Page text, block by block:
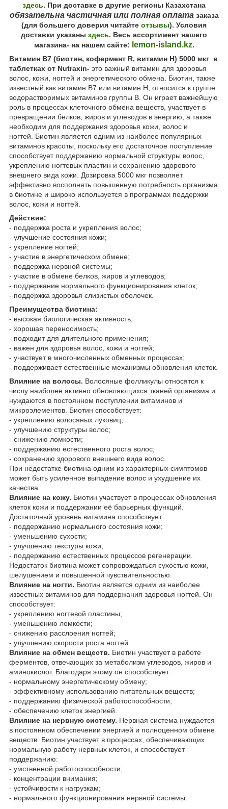
здесь. При доставке в другие регионы Казахстана
обязательна частичная или полная оплатазаказа
(для большего доверия читайте отзывы). Условия
доставки указаны здесь. Весь ассортимент нашего
магазина- на нашем сайте: lemon-island.kz.
Витамин В7 (биотин, кофермент R, витамин H) 5000 мкг в
таблетках от Nutraxin- это важный витамин для здоровья
волос, кожи, ногтей и энергетического обмена. Биотин, также
известный как витамин В7 или витамин Н, относится к группе
водорастворимых витаминов группы В. Он играет важнейшую
роль в процессах клеточного обмена веществ, участвует в
превращении белков, жиров и углеводов в энергию, а также
необходим для поддержания здоровья кожи, волос и
ногтей. Биотин является одним из наиболее популярных
витаминов красоты, поскольку его достаточное поступление
способствует поддержанию нормальной структуры волос,
укреплению ногтевых пластин и сохранению здорового
внешнего вида кожи. Дозировка 5000 мкг позволяет
эффективно восполнять повышенную потребность организма
в биотине и широко используется в программах поддержки
волос, кожи и ногтей.
Действие:
- поддержка роста и укрепления волос;
- улучшение состояния кожи;
- укрепление ногтей;
- участие в энергетическом обмене;
- поддержка нервной системы;
- участие в обмене белков, жиров и углеводов;
- поддержание нормального функционирования клеток;
- поддержка здоровья слизистых оболочек.
Преимущества биотина:
- высокая биологическая активность;
- хорошая переносимость;
- подходит для длительного применения;
- важен для здоровья волос, кожи и ногтей;
- участвует в многочисленных обменных процессах;
- поддерживает естественные механизмы обновления клеток.
Влияние на волосы. Волосяные фолликулы относятся к
числу наиболее активно обновляющихся тканей организма и
нуждаются в постоянном поступлении витаминов и
микроэлементов. Биотин способствует:
- укреплению волосяных луковиц;
- улучшению структуры волос;
- снижению ломкости;
- поддержанию естественного роста волос;
- сохранению здорового внешнего вида волос.
При недостатке биотина одним из характерных симптомов
может быть усиленное выпадение волос и ухудшение их
качества.
Влияние на кожу. Биотин участвует в процессах обновления
клеток кожи и поддержании её барьерных функций.
Достаточный уровень витамина способствует:
- поддержанию нормального состояния кожи;
- уменьшению сухости;
- улучшению текстуры кожи;
- поддержанию естественных процессов регенерации.
Недостаток биотина может сопровождаться сухостью кожи,
шелушением и повышенной чувствительностью.
Влияние на ногти. Биотин является одним из наиболее
известных витаминов для поддержания здоровья ногтей. Он
способствует:
- укреплению ногтевой пластины;
- уменьшению ломкости;
- снижению расслоения ногтей;
- улучшению скорости роста ногтей.
Влияние на обмен веществ. Биотин участвует в работе
ферментов, отвечающих за метаболизм углеводов, жиров и
аминокислот. Благодаря этому он способствует:
- нормальному энергетическому обмену;
- эффективному использованию питательных веществ;
- поддержанию физической работоспособности;
- обеспечению клеток энергией.
Влияние на нервную систему. Нервная система нуждается
в постоянном обеспечении энергией и полноценном обмене
веществ. Биотин участвует в процессах, обеспечивающих
нормальную работу нервных клеток, и способствует
поддержанию:
- умственной работоспособности;
- концентрации внимания;
- устойчивости к нагрузкам;
- нормального функционирования нервной системы.